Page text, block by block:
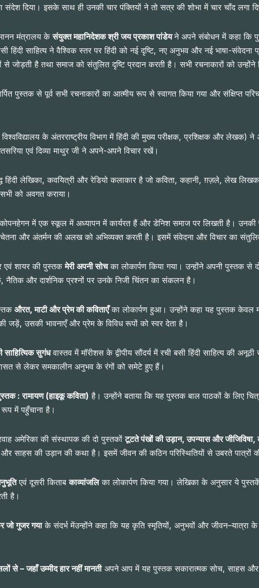
संदेश दिया। इसके साथ ही उनकी चार पंक्तियों ने तो सत्र की शोभा में चार चाँद लगा
मंत्रालय केसंयुक्त महानिदेशक श्री जय प्रकाश पांडेयने अपने संबोधन में कहा कि
हिंदी साहित्य ने वैश्विक स्तर पर हिंदी को नई दृष्टि, नए अनुभव और नई भाषा-
से जोड़ती है तथा समाज को संतुलित दृष्टि प्रदान करती है। सभी रचनाकारों को
पुस्तक से पूर्व सभी रचनाकारों का आत्मीय रूप से स्वागत किया गया और संक्षिप्त
के अंतरराष्ट्रीय विभाग में हिंदी की मुख्य परीक्षक, प्रशिक्षक और लेखक)
एवं दिव्या माथुर जी ने अपने-अपने विचार रखें।
हिंदी लेखिका, कवयित्री और रेडियो कलाकार है जो कविता, कहानी, ग़ज़ले, लेख
को अवगत कराया।
कोपनहेगन में एक स्कूल में अध्यापन में कार्यरत हैं और डेनिश समाज पर लिखती है।
और अंतर्मन की अलख को अभिव्यक्त करती है। इसमें संवेदना और विचार का
एवं शायर की पुस्तकमेरी अपनी सोचका लोकार्पण किया गया। उन्होंने अपनी पुस्तक से
नैतिक और दार्शनिक प्रश्नों पर उनके निजी चिंतन का संकलन है।
औरत,माटी और प्रेम की कविताएँका लोकार्पण हुआ। उन्होंने कहा यह पुस्तक केवल
जड़ें, उसकी भावनाएँ और प्रेम के विविध रूपों को स्वर देता है।
साहित्यिक सुगंधवास्तव में मॉरीशस के द्वीपीय सौंदर्य में रची बसी हिंदी साहित्य की
से लेकर समकालीन अनुभव के रंगों को समेटे हुए हैं।
:रामायण (हाइकूकविता) है। उन्होंने बताया कि यह पुस्तक बाल पाठकों के लिए
में पहुँचाना है।
प्रवाह अमेरिका की संस्थापक की दो पुस्तकोंटूटते पंखों की उड़ान, उपन्यास और जीजिविषा,
साहस की उड़ान की कथा है। इसमें जीवन की कठिन परिस्थितियों से उबरते पात्रों
एवं दूसरी किताबकाव्यांजलिका लोकार्पण किया गया। लेखिका के अनुसार ये
है।
जो गुजर गयाके संदर्भ मेंउन्होंने कहा कि यह कृति स्मृतियों, अनुभवों और जीवन–यात्रा
से – जहाँ उम्मीद हार नहीं मानतीअपने आप में यह पुस्तक सकारात्मक सोच, साहस और